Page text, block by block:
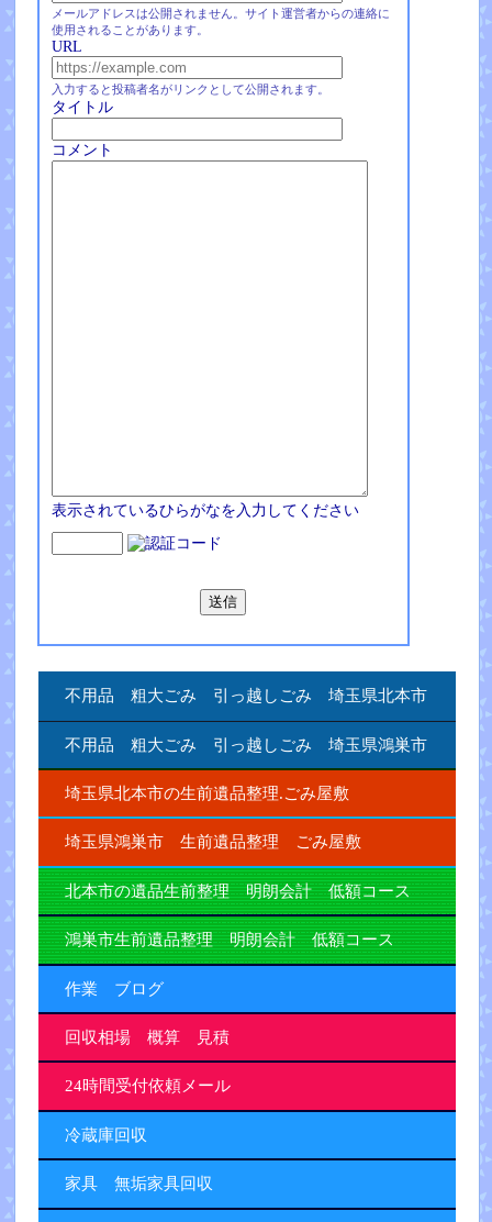
メールアドレスは公開されません。サイト運営者からの連絡に
使用されることがあります。
URL
入力すると投稿者名がリンクとして公開されます。
タイトル
コメント
表示されているひらがなを入力してください
不用品 粗大ごみ 引っ越しごみ 埼玉県北本市
不用品 粗大ごみ 引っ越しごみ 埼玉県鴻巣市
埼玉県北本市の生前遺品整理.ごみ屋敷
埼玉県鴻巣市 生前遺品整理 ごみ屋敷
北本市の遺品生前整理 明朗会計 低額コース
鴻巣市生前遺品整理 明朗会計 低額コース
作業 ブログ
回収相場 概算 見積
24時間受付依頼メール
冷蔵庫回収
家具 無垢家具回収